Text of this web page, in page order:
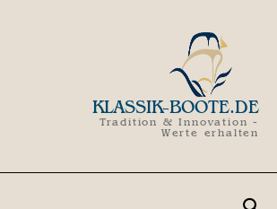
KLASSIK-BOOTE.DE
Tradition & Innovation -
Werte erhalten